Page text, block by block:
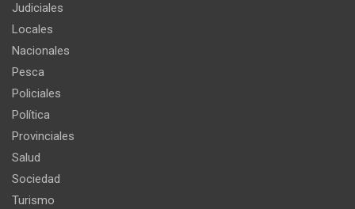
Judiciales
Locales
Nacionales
Pesca
Policiales
Política
Provinciales
Salud
Sociedad
Turismo